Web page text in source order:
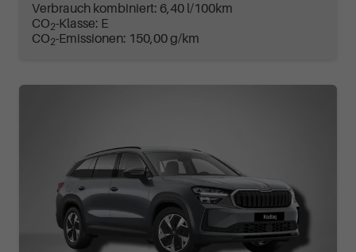
Verbrauch kombiniert: 6,40 l/100km
CO2-Klasse: E
CO2-Emissionen: 150,00 g/km